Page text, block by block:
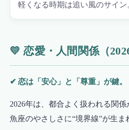
軽くなる時期は追い風のサイン
💛 恋愛・人間関係（2026
✔ 恋は「安心」と「尊重」が鍵。
2026年は、都合よく扱われる関係
魚座のやさしさに“境界線”が生ま